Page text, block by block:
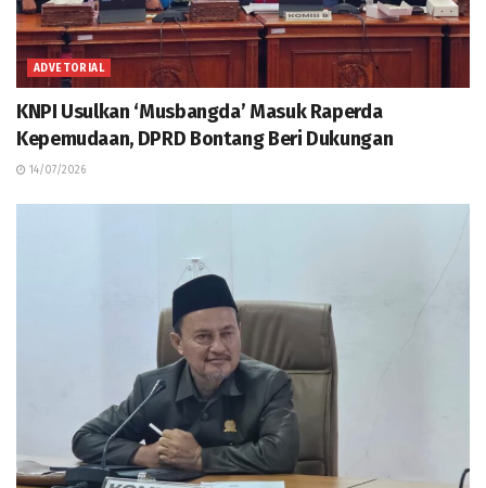
ADVETORIAL
KNPI Usulkan ‘Musbangda’ Masuk Raperda
Kepemudaan, DPRD Bontang Beri Dukungan
14/07/2026